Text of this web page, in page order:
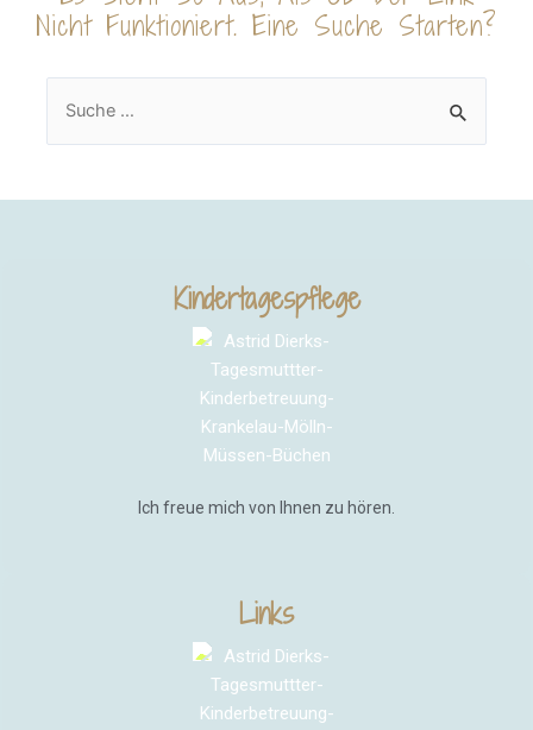
Nicht Funktioniert. Eine Suche Starten?
Kindertagespflege
Ich freue mich von Ihnen zu hören.
Links